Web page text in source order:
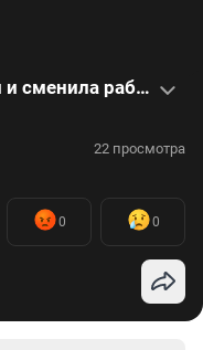
Как девушка стала капитаном и сменила работу инженера на место за штурвалом — видео
22 просмотра
0 0